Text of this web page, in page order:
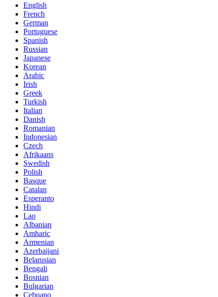
English
French
German
Portuguese
Spanish
Russian
Japanese
Korean
Arabic
Irish
Greek
Turkish
Italian
Danish
Romanian
Indonesian
Czech
Afrikaans
Swedish
Polish
Basque
Catalan
Esperanto
Hindi
Lao
Albanian
Amharic
Armenian
Azerbaijani
Belarusian
Bengali
Bosnian
Bulgarian
Cebuano